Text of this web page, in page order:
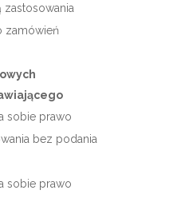
zastosowania
zamówień
sobie prawo
bez podania
sobie prawo